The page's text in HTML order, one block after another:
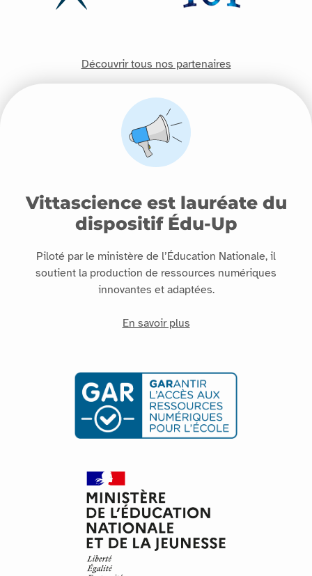
Découvrir tous nos partenaires
Vittascience est lauréate du
dispositif Édu-Up
Piloté par le ministère de l’Éducation Nationale, il
soutient la production de ressources numériques
innovantes et adaptées.
En savoir plus